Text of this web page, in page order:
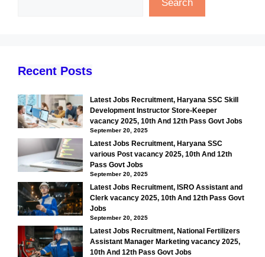
Search
Recent Posts
Latest Jobs Recruitment, Haryana SSC Skill
Development Instructor Store-Keeper
vacancy 2025, 10th And 12th Pass Govt Jobs
September 20, 2025
Latest Jobs Recruitment, Haryana SSC
various Post vacancy 2025, 10th And 12th
Pass Govt Jobs
September 20, 2025
Latest Jobs Recruitment, ISRO Assistant and
Clerk vacancy 2025, 10th And 12th Pass Govt
Jobs
September 20, 2025
Latest Jobs Recruitment, National Fertilizers
Assistant Manager Marketing vacancy 2025,
10th And 12th Pass Govt Jobs